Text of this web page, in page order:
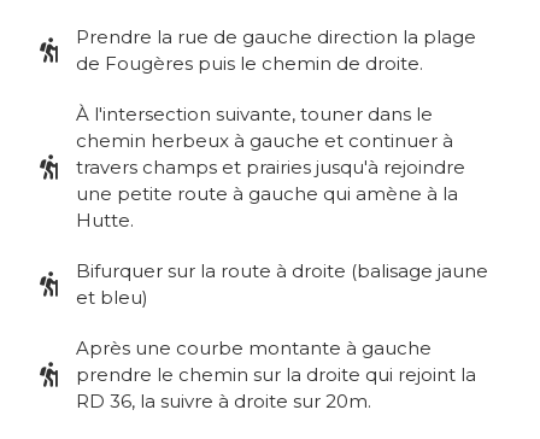
Prendre la rue de gauche direction la plage
de Fougères puis le chemin de droite.
À l'intersection suivante, touner dans le
chemin herbeux à gauche et continuer à
travers champs et prairies jusqu'à rejoindre
une petite route à gauche qui amène à la
Hutte.
Bifurquer sur la route à droite (balisage jaune
et bleu)
Après une courbe montante à gauche
prendre le chemin sur la droite qui rejoint la
RD 36, la suivre à droite sur 20m.